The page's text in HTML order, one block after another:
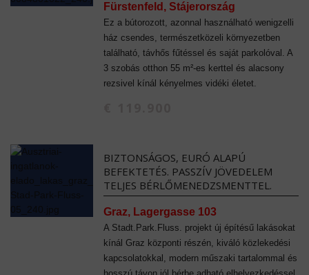
Fürstenfeld, Stájerország
Ez a bútorozott, azonnal használható wenigzelli
ház csendes, természetközeli környezetben
található, távhős fűtéssel és saját parkolóval. A
3 szobás otthon 55 m²-es kerttel és alacsony
rezsivel kínál kényelmes vidéki életet.
BIZTONSÁGOS, EURÓ ALAPÚ
BEFEKTETÉS. PASSZÍV JÖVEDELEM
TELJES BÉRLŐMENEDZSMENTTEL.
Graz, Lagergasse 103
A Stadt.Park.Fluss. projekt új építésű lakásokat
kínál Graz központi részén, kiváló közlekedési
kapcsolatokkal, modern műszaki tartalommal és